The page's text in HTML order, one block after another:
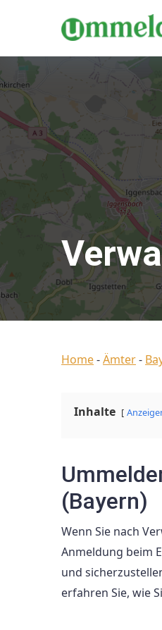
Home-Ämter-
Inhalte
(Bayern)
Wenn Sie nach
Anmeldung beim
und
erfahren Sie, wie